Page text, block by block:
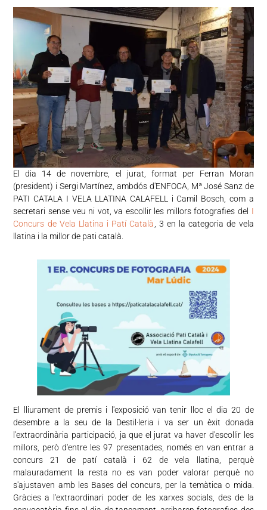
El dia 14 de novembre, el jurat, format per Ferran Moran
(president) i Sergi Martínez, ambdós d'ENFOCA, Mª José Sanz de
PATI CATALA I VELA LLATINA CALAFELL i Camil Bosch, com a
secretari sense veu ni vot, va escollir les millors fotografies del I
Concurs de Vela Llatina i Patí Català , 3 en la categoria de vela
llatina i la millor de pati català.
El lliurament de premis i l'exposició van tenir lloc el dia 20 de
desembre a la seu de la Destil·leria i va ser un èxit donada
l'extraordinària participació, ja que el jurat va haver d'escollir les
millors, però d'entre les 97 presentades, només en van entrar a
concurs 21 de patí català i 62 de vela llatina, perquè
malauradament la resta no es van poder valorar perquè no
s'ajustaven amb les Bases del concurs, per la temàtica o mida.
Gràcies a l'extraordinari poder de les xarxes socials, des de la